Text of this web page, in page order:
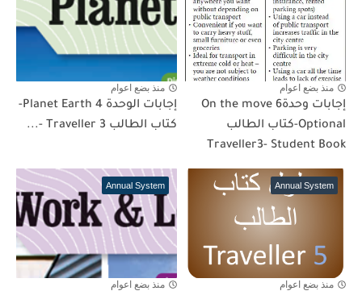
منذ بضع اعوام
إجابات وحدة6 On the move
Optional-كتاب الطالب
Traveller3- Student Book
منذ بضع اعوام
إجابات الوحدة 4 Planet Earth-
كتاب الطالب Traveller 3 -...
Annual System
منذ بضع اعوام
Annual System
منذ بضع اعوام